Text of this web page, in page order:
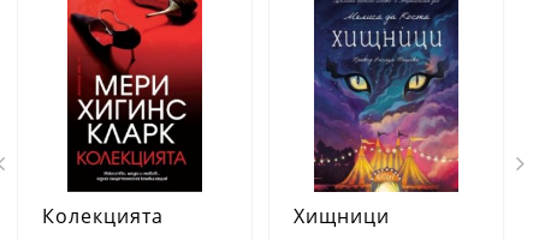
Колекцията Хищници